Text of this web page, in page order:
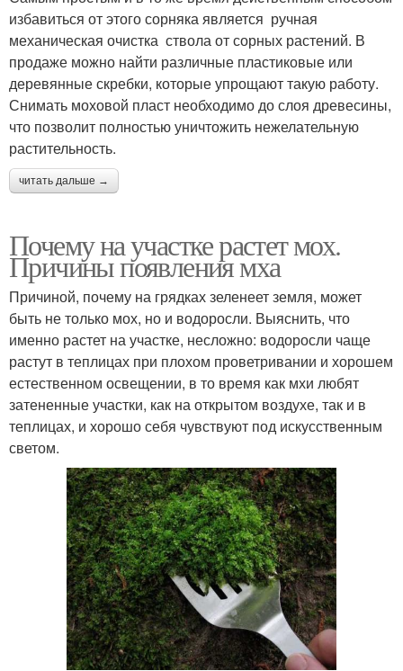
избавиться от этого сорняка является ручная
механическая очистка ствола от сорных растений. В
продаже можно найти различные пластиковые или
деревянные скребки, которые упрощают такую работу.
Снимать моховой пласт необходимо до слоя древесины,
что позволит полностью уничтожить нежелательную
растительность.
читать дальше →
Почему на участке растет мох.
Причины появления мха
Причиной, почему на грядках зеленеет земля, может
быть не только мох, но и водоросли. Выяснить, что
именно растет на участке, несложно: водоросли чаще
растут в теплицах при плохом проветривании и хорошем
естественном освещении, в то время как мхи любят
затененные участки, как на открытом воздухе, так и в
теплицах, и хорошо себя чувствуют под искусственным
светом.